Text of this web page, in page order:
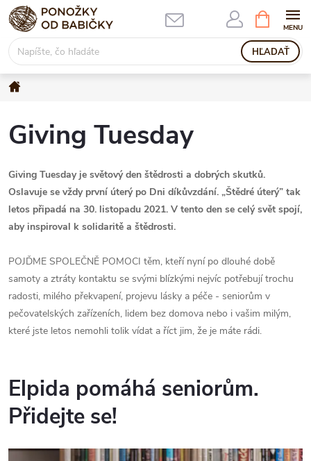
Prejsť
na
obsah
HĽADAŤ
KOŠÍK
Domov
Giving Tuesday
Giving Tuesday je světový den štědrosti a dobrých skutků.
Oslavuje se vždy první úterý po Dni díkůvzdání. „Štědré úterý” tak
letos připadá na 30. listopadu 2021. V tento den se celý svět spojí,
aby inspiroval k solidaritě a štědrosti.
POJĎME SPOLEČNĚ POMOCI těm, kteří nyní po dlouhé době
samoty a ztráty kontaktu se svými blízkými nejvíc potřebují trochu
radosti, milého překvapení, projevu lásky a péče - seniorům v
pečovatelských zařízeních, lidem bez domova nebo i vašim milým,
které jste letos nemohli tolik vídat a říct jim, že je máte rádi.
Elpida pomáhá seniorům.
Přidejte se!